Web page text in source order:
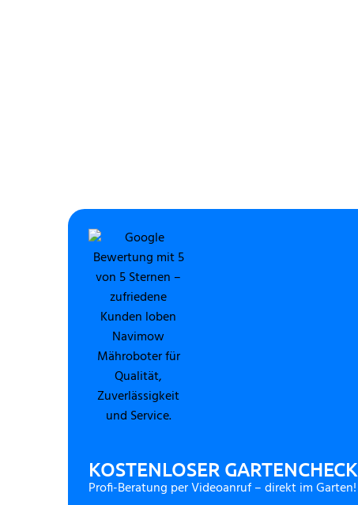
KOSTENLOSER GARTENCHECK
Profi-Beratung per Videoanruf – direkt im Garten!